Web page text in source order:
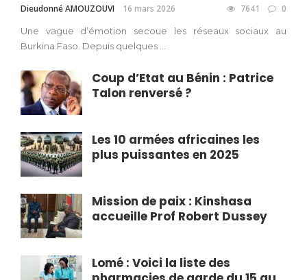
Dieudonné AMOUZOUVI 16 mars 2026 7641 0
Une vague d’émotion secoue les réseaux sociaux au
Burkina Faso. Depuis quelques ...
Coup d’Etat au Bénin : Patrice
Talon renversé ?
Les 10 armées africaines les
plus puissantes en 2025
Mission de paix : Kinshasa
accueille Prof Robert Dussey
Lomé : Voici la liste des